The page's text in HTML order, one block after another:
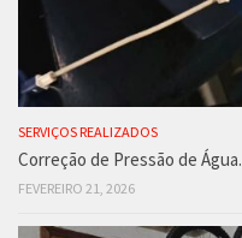
SERVIÇOS REALIZADOS
Correção de Pressão de Água.
FEVEREIRO 21, 2026